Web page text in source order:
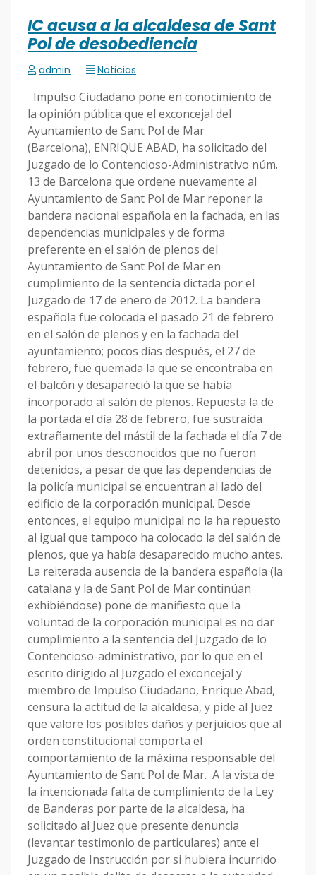
IC acusa a la alcaldesa de Sant
Pol de desobediencia
admin Noticias
Impulso Ciudadano pone en conocimiento de
la opinión pública que el exconcejal del
Ayuntamiento de Sant Pol de Mar
(Barcelona), ENRIQUE ABAD, ha solicitado del
Juzgado de lo Contencioso-Administrativo núm.
13 de Barcelona que ordene nuevamente al
Ayuntamiento de Sant Pol de Mar reponer la
bandera nacional española en la fachada, en las
dependencias municipales y de forma
preferente en el salón de plenos del
Ayuntamiento de Sant Pol de Mar en
cumplimiento de la sentencia dictada por el
Juzgado de 17 de enero de 2012. La bandera
española fue colocada el pasado 21 de febrero
en el salón de plenos y en la fachada del
ayuntamiento; pocos días después, el 27 de
febrero, fue quemada la que se encontraba en
el balcón y desapareció la que se había
incorporado al salón de plenos. Repuesta la de
la portada el día 28 de febrero, fue sustraída
extrañamente del mástil de la fachada el día 7 de
abril por unos desconocidos que no fueron
detenidos, a pesar de que las dependencias de
la policía municipal se encuentran al lado del
edificio de la corporación municipal. Desde
entonces, el equipo municipal no la ha repuesto
al igual que tampoco ha colocado la del salón de
plenos, que ya había desaparecido mucho antes.
La reiterada ausencia de la bandera española (la
catalana y la de Sant Pol de Mar continúan
exhibiéndose) pone de manifiesto que la
voluntad de la corporación municipal es no dar
cumplimiento a la sentencia del Juzgado de lo
Contencioso-administrativo, por lo que en el
escrito dirigido al Juzgado el exconcejal y
miembro de Impulso Ciudadano, Enrique Abad,
censura la actitud de la alcaldesa, y pide al Juez
que valore los posibles daños y perjuicios que al
orden constitucional comporta el
comportamiento de la máxima responsable del
Ayuntamiento de Sant Pol de Mar. A la vista de
la intencionada falta de cumplimiento de la Ley
de Banderas por parte de la alcaldesa, ha
solicitado al Juez que presente denuncia
(levantar testimonio de particulares) ante el
Juzgado de Instrucción por si hubiera incurrido